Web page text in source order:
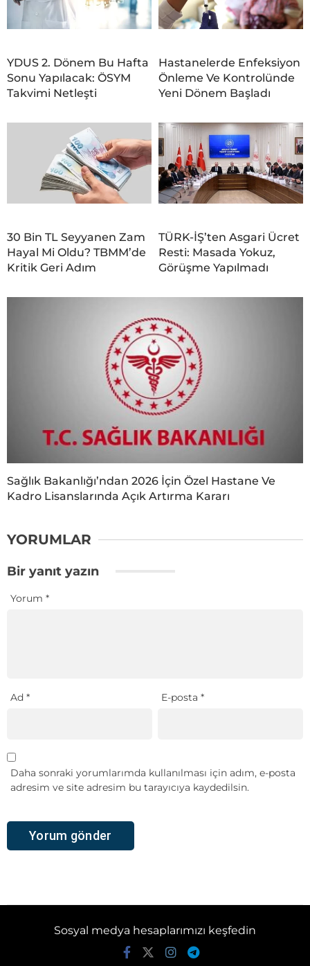
YDUS 2. Dönem Bu Hafta
Sonu Yapılacak: ÖSYM
Takvimi Netleşti
Hastanelerde Enfeksiyon
Önleme Ve Kontrolünde
Yeni Dönem Başladı
30 Bin TL Seyyanen Zam
Hayal Mi Oldu? TBMM’de
Kritik Geri Adım
TÜRK-İŞ’ten Asgari Ücret
Resti: Masada Yokuz,
Görüşme Yapılmadı
Sağlık Bakanlığı’ndan 2026 İçin Özel Hastane Ve
Kadro Lisanslarında Açık Artırma Kararı
YORUMLAR
Bir yanıt yazın
Yorum *
Ad * E-posta*
Daha sonraki yorumlarımda kullanılması için adım, e-posta
adresim ve site adresim bu tarayıcıya kaydedilsin.
Sosyal medya hesaplarımızı keşfedin